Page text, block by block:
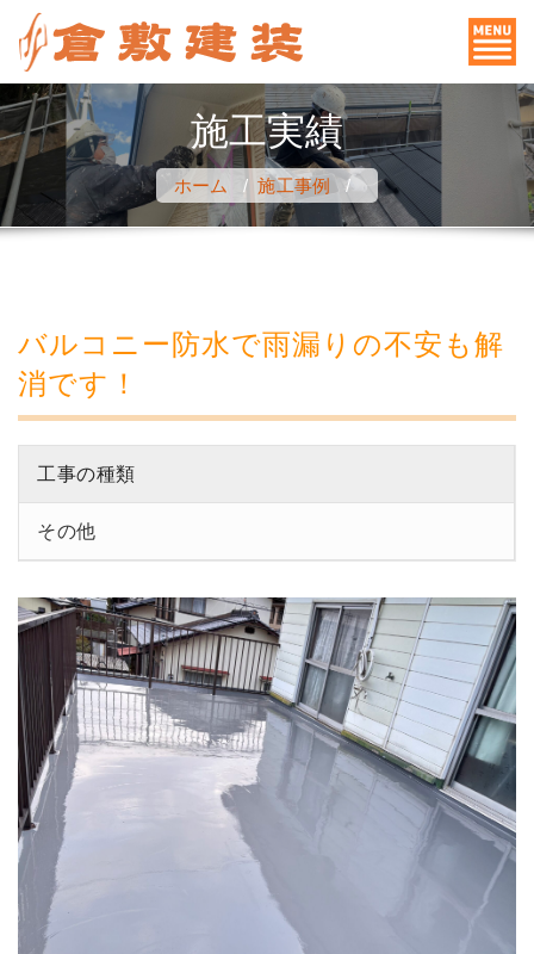
テ
ン
ツ
へ
ス
キ
施工実績
ホーム /施工事例 /
バルコニー防水で雨漏りの不安も解
消です！
工事の種類
その他